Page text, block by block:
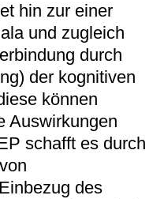
hin zur einer
und zugleich
durch
der kognitiven
können
Auswirkungen
schafft es durch
des